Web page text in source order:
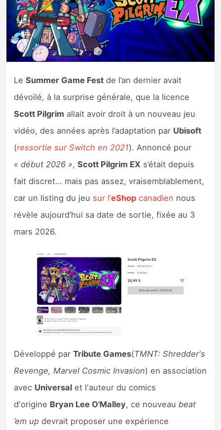
Nintendo Direct
Tests et previews
Tests de jeux
Tests d’accessoires
Previews
Précommandes
Précommandes jeux Switch 2
Sorties de jeux
Bons plans
Guides
LeSummer Game Fest de l’an dernier avait
dévoilé, à la surprise générale, que la licence
Scott Pilgrim allait avoir droit à un nouveau jeu
vidéo, des années après l’adaptation par Ubisoft
(ressortie sur Switch en 2021). Annoncé pour
« début 2026 »,Scott Pilgrim EX s’était depuis
fait discret… mais pas assez, vraisemblablement,
car un listing du jeu sur l’eShop canadien nous
révèle aujourd’hui sa date de sortie, fixée au 3
mars 2026.
Développé parTribute Games(TMNT: Shredder's
Revenge, Marvel Cosmic Invasion) en association
avec Universal et l'auteur du comics
d'origine Bryan Lee O'Malley, ce nouveau beat
’em up devrait proposer une expérience